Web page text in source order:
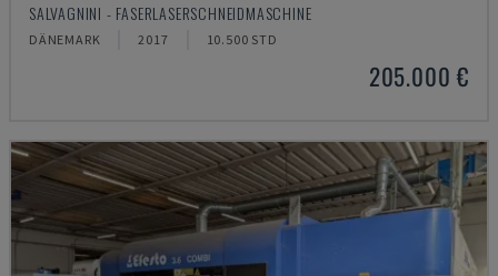
SALVAGNINI - FASERLASERSCHNEIDMASCHINE
DÄNEMARK 2017 10.500 STD
205.000 €